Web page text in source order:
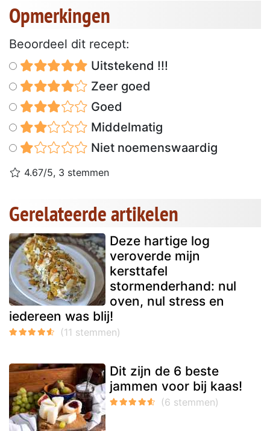
Opmerkingen
Beoordeel dit recept:
Uitstekend !!!
Zeer goed
Goed
Middelmatig
Niet noemenswaardig
4.67/5, 3 stemmen
Gerelateerde artikelen
Deze hartige log
veroverde mijn
kersttafel
stormenderhand: nul
oven, nul stress en
iedereen was blij!
Dit zijn de 6 beste
jammen voor bij kaas!